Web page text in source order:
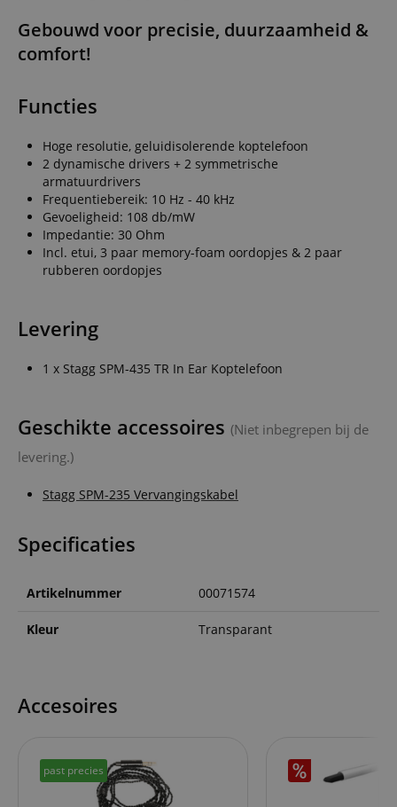
Gebouwd voor precisie, duurzaamheid &
comfort!
Functies
Hoge resolutie, geluidisolerende koptelefoon
2 dynamische drivers + 2 symmetrische
armatuurdrivers
Frequentiebereik: 10 Hz - 40 kHz
Gevoeligheid: 108 db/mW
Impedantie: 30 Ohm
Incl. etui, 3 paar memory-foam oordopjes & 2 paar
rubberen oordopjes
Levering
1 x Stagg SPM-435 TR In Ear Koptelefoon
Geschikte accessoires (Niet inbegrepen bij de
levering.)
Stagg SPM-235 Vervangingskabel
Specificaties
Artikelnummer 00071574
Kleur Transparant
Accesoires
past precies